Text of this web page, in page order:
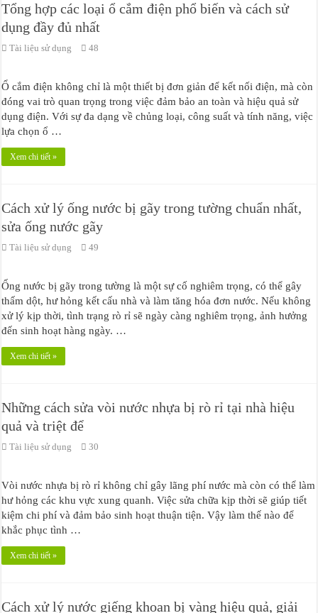
Tổng hợp các loại ổ cắm điện phổ biến và cách sử
dụng đầy đủ nhất
Tài liệu sử dụng 48
Ổ cắm điện không chỉ là một thiết bị đơn giản để kết nối điện, mà còn
đóng vai trò quan trọng trong việc đảm bảo an toàn và hiệu quả sử
dụng điện. Với sự đa dạng về chủng loại, công suất và tính năng, việc
lựa chọn ổ …
Xem chi tiết »
Cách xử lý ống nước bị gãy trong tường chuẩn nhất,
sửa ống nước gãy
Tài liệu sử dụng 49
Ống nước bị gãy trong tường là một sự cố nghiêm trọng, có thể gây
thấm dột, hư hỏng kết cấu nhà và làm tăng hóa đơn nước. Nếu không
xử lý kịp thời, tình trạng rò rỉ sẽ ngày càng nghiêm trọng, ảnh hưởng
đến sinh hoạt hàng ngày. …
Xem chi tiết »
Những cách sửa vòi nước nhựa bị rò rỉ tại nhà hiệu
quả và triệt để
Tài liệu sử dụng 30
Vòi nước nhựa bị rò rỉ không chỉ gây lãng phí nước mà còn có thể làm
hư hỏng các khu vực xung quanh. Việc sửa chữa kịp thời sẽ giúp tiết
kiệm chi phí và đảm bảo sinh hoạt thuận tiện. Vậy làm thế nào để
khắc phục tình …
Xem chi tiết »
Cách xử lý nước giếng khoan bị vàng hiệu quả, giải